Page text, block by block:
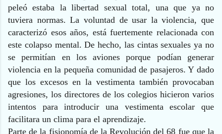
peleó estaba la libertad sexual total, una que ya no
tuviera normas. La voluntad de usar la violencia, que
caracterizó esos años, está fuertemente relacionada con
este colapso mental. De hecho, las cintas sexuales ya no
se permitían en los aviones porque podían generar
violencia en la pequeña comunidad de pasajeros. Y dado
que los excesos en la vestimenta también provocaban
agresiones, los directores de los colegios hicieron varios
intentos para introducir una vestimenta escolar que
facilitara un clima para el aprendizaje.
Parte de la fisionomía de la Revolución del 68 fue que la